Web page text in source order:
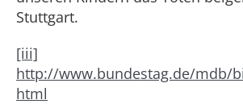
Stuttgart.
[iii]
http://www.bundestag.de/mdb/
html